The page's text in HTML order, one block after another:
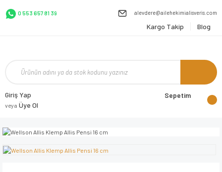
0 553 657 81 39 alevdere@ailehekimialisveris.com
Kargo Takip Blog
Giriş Yap
veya Üye Ol
Sepetim